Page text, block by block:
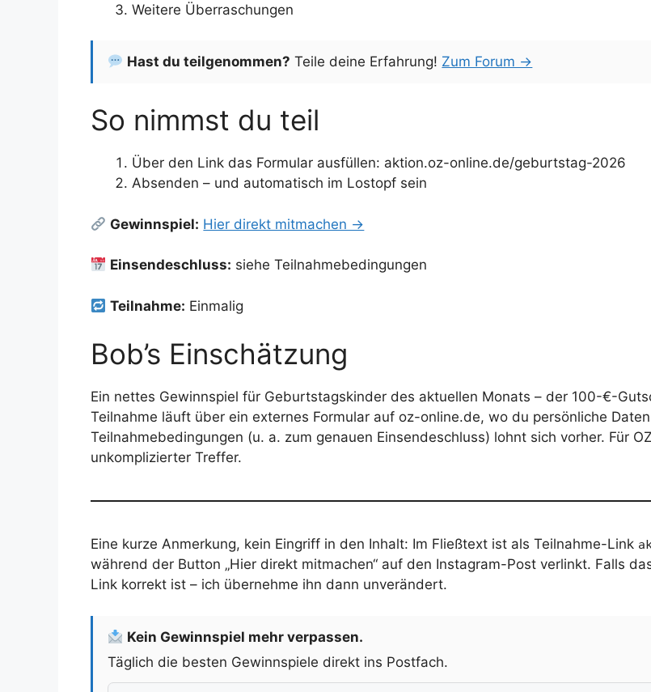
Weitere Überraschungen
Hast du teilgenommen? Teile deine Erfahrung! Zum Forum →
So nimmst du teil
Über den Link das Formular ausfüllen: aktion.oz-online.de/geburtstag-2026
Absenden – und automatisch im Lostopf sein
Gewinnspiel: Hier direkt mitmachen →
Einsendeschluss: siehe Teilnahmebedingungen
Teilnahme: Einmalig
Bob’s Einschätzung
Ein nettes Gewinnspiel für Geburtstagskinder des aktuellen Monats – der 100-€-
Teilnahme läuft über ein externes Formular auf oz-online.de, wo du persönliche
Teilnahmebedingungen (u. a. zum genauen Einsendeschluss) lohnt sich vorher. Für
unkomplizierter Treffer.
Eine kurze Anmerkung, kein Eingriff in den Inhalt: Im Fließtext ist als Teilnahme-Link
während der Button „Hier direkt mitmachen“ auf den Instagram-Post verlinkt. Falls
Link korrekt ist – ich übernehme ihn dann unverändert.
Kein Gewinnspiel mehr verpassen.
Täglich die besten Gewinnspiele direkt ins Postfach.